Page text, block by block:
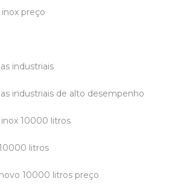
preço
industriais
industriais de alto desempenho
10000 litros
litros
10000 litros preço